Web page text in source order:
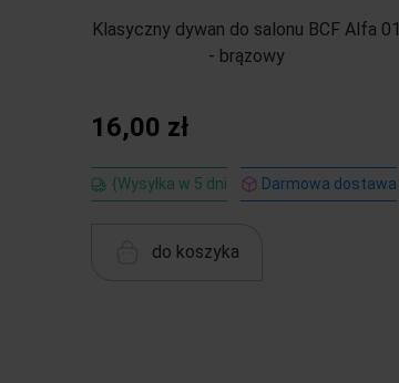
Klasyczny dywan do salonu BCF Alfa 01
- brązowy
16,00 zł
{Wysyłka w 5 dni Darmowa dostawa
do koszyka